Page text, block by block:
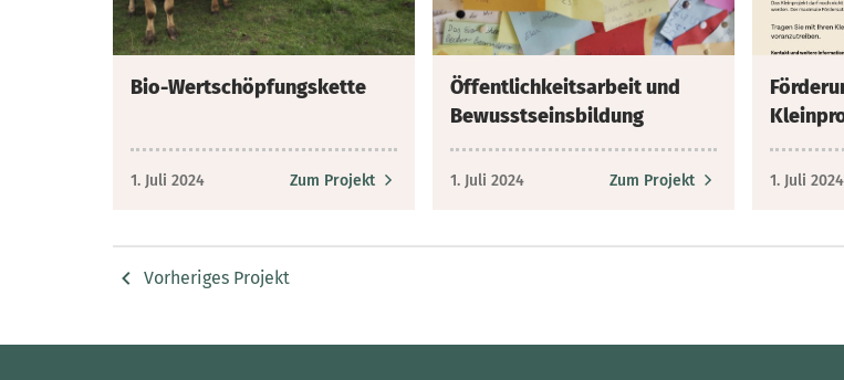
Bio-Wertschöpfungskette
1. Juli 2024 Zum Projekt
Öffentlichkeitsarbeit und
Bewusstseinsbildung
1. Juli 2024 Zum Projekt 1. Juli 2024
Vorheriges Projekt